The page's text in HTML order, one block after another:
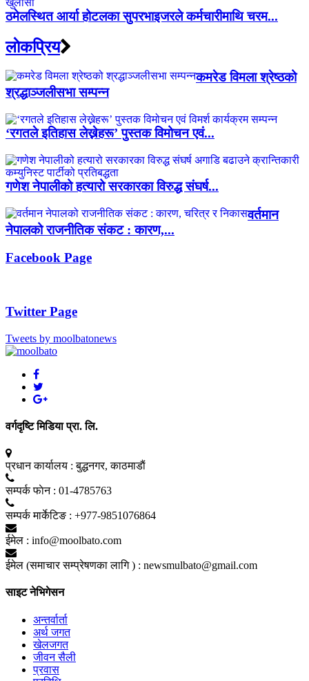
ठमेलस्थित आर्या होटलका सुपरभाइजरले कर्मचारीमाथि चरम...
लाेकप्रिय
कमरेड विमला श्रेष्ठको
श्रद्धाञ्जलीसभा सम्पन्न
‘रगतले इतिहास लेख्नेहरू’ पुस्तक विमोचन एवं...
गणेश नेपालीको हत्यारो सरकारका विरुद्ध संघर्ष...
वर्तमान
नेपालको राजनीतिक संकट : कारण,...
Facebook Page
Twitter Page
Tweets by moolbatonews
वर्गदृष्टि मिडिया प्रा. लि.
प्रधान कार्यालय : बुद्धनगर, काठमाडाैं
सम्पर्क फाेन : 01-4785763
सम्पर्क मार्केटिङ : +977-9851076864
ईमेल : info@moolbato.com
ईमेल (समाचार सम्प्रेषणका लागि ) : newsmulbato@gmail.com
साइट नेभिगेसन
अन्तर्वार्ता
अर्थ जगत
खेलजगत
जीवन सैली
प्रवास